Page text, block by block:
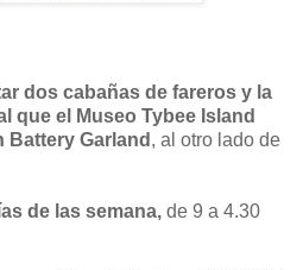
dos cabañas de fareros y la
que el Museo Tybee Island
Battery Garland , al otro lado de
de las semana, de 9 a 4.30